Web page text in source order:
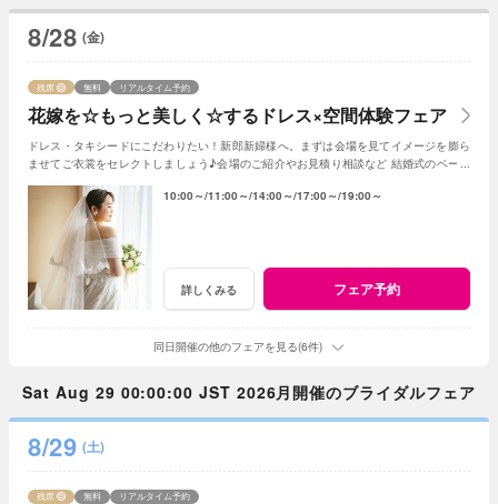
8/28 (金)
花嫁を☆もっと美しく☆するドレス×空間体験フェア
残席 無料 リアルタイム予約
ドレス・タキシードにこだわりたい！新郎新婦様へ。まずは会場を見てイメージを膨ら
ませてご衣裳をセレクトしましょう♪会場のご紹介やお見積り相談など 結婚式のベース
10:00～ 11:00～ 14:00～ 17:00～ 19:00～
詳しくみる フェア予約
同日開催の他のフェアを見る(6件)
Sat Aug 29 00:00:00 JST 2026月開催のブライダルフェア
8/29 (土)
残席 無料 リアルタイム予約